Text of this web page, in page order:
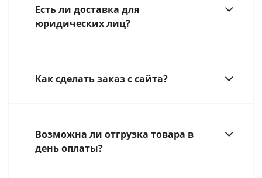
Есть ли доставка для
юридических лиц?
Как сделать заказ с сайта?
Возможна ли отгрузка товара в
день оплаты?